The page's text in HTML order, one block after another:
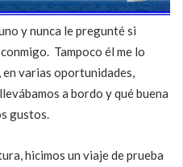
y nunca le pregunté si
Tampoco él me lo
varias oportunidades,
a bordo y qué buena
gustos.
hicimos un viaje de prueba